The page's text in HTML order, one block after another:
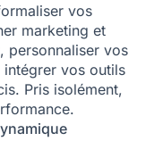
vos
marketing et
personnaliser vos
vos outils
Pris isolément,